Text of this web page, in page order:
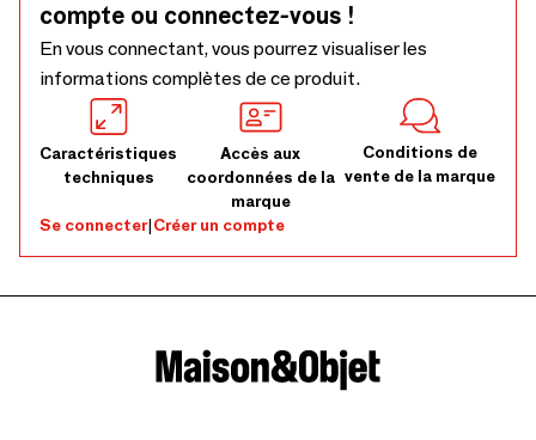
compte ou connectez-vous !
En vous connectant, vous pourrez visualiser les
informations complètes de ce produit.
Caractéristiques
techniques
Accès aux
coordonnées de la
marque
Conditions de
vente de la marque
Se connecter|Créer un compte